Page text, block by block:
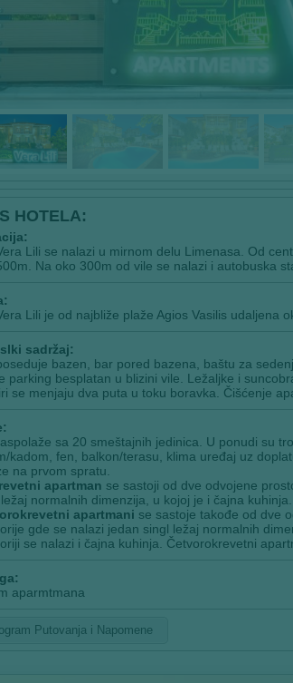
HOTELA:
Lili se nalazi u mirnom delu Limenasa. Od
Na oko 300m od vile se nalazi i autobuska
Lili je od najbliže plaže Agios Vasilis udaljena
sadržaj:
bazen, bar pored bazena, baštu za
parking besplatan u blizini vile. Ležaljke i
se menjaju dva puta u toku boravka. Čišćenje
sa 20 smeštajnih jedinica. U ponudi su
kadom, fen, balkon/terasu, klima uređaj uz
na prvom spratu.
apartman se sastoji od dve odvojene
normalnih dimenzija, u kojoj je i čajna
apartmani se sastoje takođe od dve
gde se nalazi jedan singl ležaj normalnih
se nalazi i čajna kuhinja. Četvorokrevetni
aparmtmana
Putovanja i Napomene